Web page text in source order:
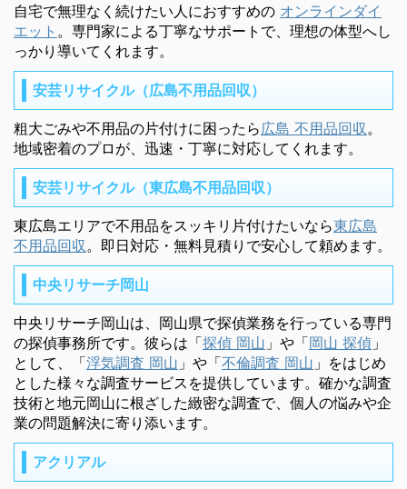
自宅で無理なく続けたい人におすすめの オンラインダイ
エット 。専門家による丁寧なサポートで、理想の体型へし
っかり導いてくれます。
安芸リサイクル（広島不用品回収）
粗大ごみや不用品の片付けに困ったら 広島 不用品回収 。
地域密着のプロが、迅速・丁寧に対応してくれます。
安芸リサイクル（東広島不用品回収）
東広島エリアで不用品をスッキリ片付けたいなら東広島
不用品回収 。即日対応・無料見積りで安心して頼めます。
中央リサーチ岡山
中央リサーチ岡山は、岡山県で探偵業務を行っている専門
の探偵事務所です。彼らは「探偵 岡山 」や「岡山 探偵 」
として、「浮気調査 岡山 」や「不倫調査 岡山 」をはじめ
とした様々な調査サービスを提供しています。確かな調査
技術と地元岡山に根ざした緻密な調査で、個人の悩みや企
業の問題解決に寄り添います。
アクリアル